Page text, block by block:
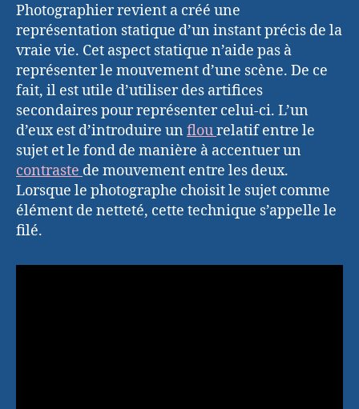
Photographier revient a créé une
représentation statique d’un instant précis de la
vraie vie. Cet aspect statique n’aide pas à
représenter le mouvement d’une scène. De ce
fait, il est utile d’utiliser des artifices
secondaires pour représenter celui-ci. L’un
d’eux est d’introduire un flourelatif entre le
sujet et le fond de manière à accentuer un
contraste de mouvement entre les deux.
Lorsque le photographe choisit le sujet comme
élément de netteté, cette technique s’appelle le
filé.